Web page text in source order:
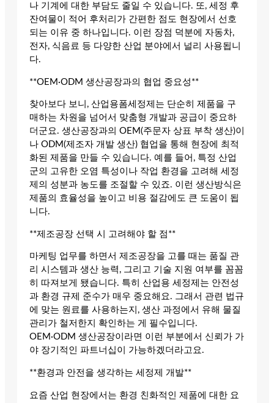
나 기계에 대한 부담도 줄일 수 있습니다. 또, 세정 후
잔여물이 적어 후처리가 간편한 점도 현장에서 선호
되는 이유 중 하나입니다. 이런 장점 덕분에 자동차,
전자, 식음료 등 다양한 산업 분야에서 널리 사용됩니
다.
**OEM·ODM 생산공장과의 협업 중요성**
찾아보다 보니, 산업용폼세정제는 단순히 제품을 구
매하는 차원을 넘어서 맞춤형 개발과 공급이 중요하
더군요. 생산공장과의 OEM(주문자 상표 부착 생산)이
나 ODM(제조자 개발 생산) 협업을 통해 현장에 최적
화된 제품을 만들 수 있습니다. 예를 들어, 특정 산업
군의 고유한 오염 특성이나 작업 환경을 고려해 세정
제의 성분과 농도를 조절할 수 있죠. 이런 생산방식은
제품의 효율성을 높이고 비용 절감에도 큰 도움이 됩
니다.
**제조공장 선택 시 고려해야 할 점**
마케팅 업무를 하면서 제조공장을 고를 때는 품질 관
리 시스템과 생산 능력, 그리고 기술 지원 여부를 꼼꼼
히 따져보게 됐습니다. 특히 산업용 세정제는 안전성
과 환경 규제 준수가 매우 중요해요. 그래서 관련 법규
에 맞는 원료를 사용하는지, 생산 과정에서 유해 물질
관리가 철저한지 확인하는 게 필수입니다.
OEM·ODM 생산공장이라면 이런 부분에서 신뢰가 가
야 장기적인 파트너십이 가능하겠더라고요.
**환경과 안전을 생각하는 세정제 개발**
요즘 산업 현장에서는 환경 친화적인 제품에 대한 요